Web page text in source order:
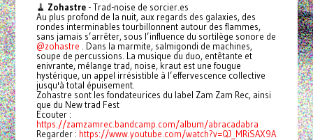
🧹 Zohastre- Trad-noise de sorcier.es
Au plus profond de la nuit, aux regards des galaxies, des
rondes interminables tourbillonnent autour des flammes,
sans jamais s’arrêter, sous l’influence du sortilège sonore de
@zohastre . Dans la marmite, salmigondi de machines,
soupe de percussions. La musique du duo, entêtante et
enivrante, mélange trad, noise, kraut est une fougue
hystérique, un appel irrésistible à l’effervescence collective
jusqu'à total épuisement.
Zohastre sont les fondateurices du label Zam Zam Rec, ainsi
que du New trad Fest
Ecouter :
https://zamzamrec.bandcamp.com/album/abracadabra
Regarder : https://www.youtube.com/watch?v=QJ_MRiSAX9A